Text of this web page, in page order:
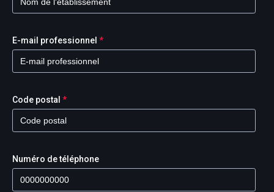
E-mail professionnel *
Code postal *
Numéro de téléphone